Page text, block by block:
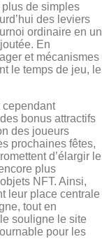
plus de simples
des leviers
ordinaire en un
En
et mécanismes
le temps de jeu, le
cependant
bonus attractifs
des joueurs
prochaines fêtes,
d’élargir le
plus
NFT. Ainsi,
leur place centrale
tout en
souligne le site
pour les